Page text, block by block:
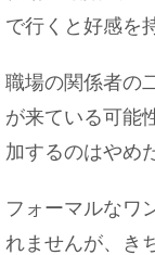
で行くと好感を
職場の関係者の
が来ている可能
加するのはやめ
フォーマルなワ
れませんが、き